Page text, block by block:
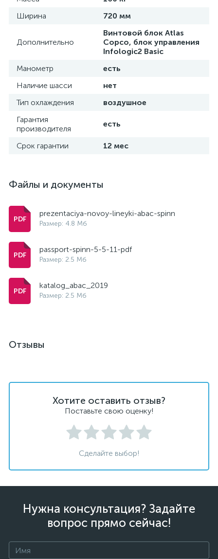
Ширина
720 мм
Дополнительно
Винтовой блок Atlas
Copco, блок управления
Infologic2 Basic
Манометр
есть
Наличие шасси
нет
Тип охлаждения
воздушное
Гарантия
производителя
есть
Срок гарантии 12 мес
Файлы и документы
prezentaciya-novoy-lineyki-abac-spinn
Размер: 4.8 Мб
passport-spinn-5-5-11-pdf
Размер: 2.5 Мб
katalog_abac_2019
Размер: 2.5 Мб
Отзывы
Хотите оставить отзыв?
Поставьте свою оценку!
Сделайте выбор!
Нужна консультация? Задайте
вопрос прямо сейчас!